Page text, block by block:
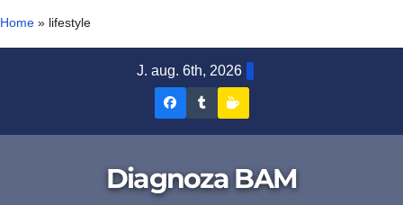
Home » lifestyle
J. aug. 6th, 2026
Diagnoza
Facebook
Diagnoza
Tumblr
Diagnoza BAM